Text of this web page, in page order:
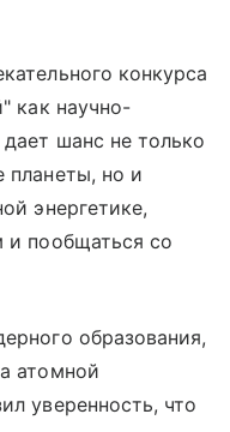
конкурса
как научно-
шанс не только
планеты, но и
энергетике,
и пообщаться со
образования,
атомной
уверенность, что